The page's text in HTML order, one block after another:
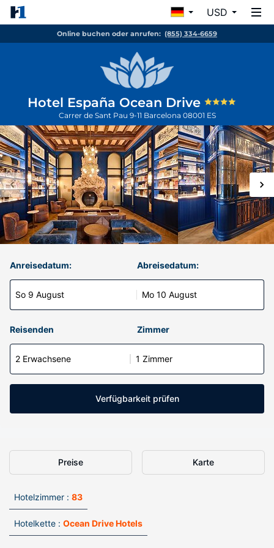
USD
Online buchen oder anrufen: (855) 334-6659
Hotel España Ocean Drive
Carrer de Sant Pau 9-11 Barcelona 08001 ES
Anreisedatum:
So 9 August
Abreisedatum:
Mo 10 August
Reisenden Zimmer
2 Erwachsene 1 Zimmer
Verfügbarkeit prüfen
Preise Karte
Hotelzimmer : 83
Hotelkette : Ocean Drive Hotels